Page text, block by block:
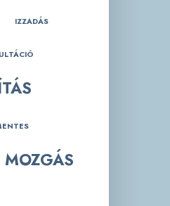
IZZADÁS
MOZGÁS